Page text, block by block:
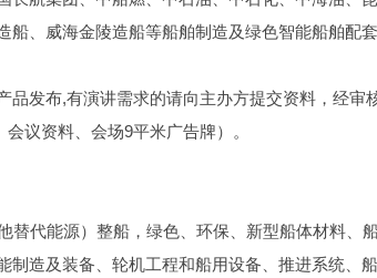
、威海金陵造船等船舶制造及绿色智能船舶配
发布,有演讲需求的请向主办方提交资料，经审
议资料、会场9平米广告牌）。
代能源）整船，绿色、环保、新型船体材料、
造及装备、轮机工程和船用设备、推进系统、